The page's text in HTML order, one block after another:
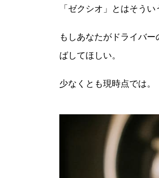
「ゼクシオ」とはそうい
もしあなたがドライバ
ばしてほしい。
少なくとも現時点では。